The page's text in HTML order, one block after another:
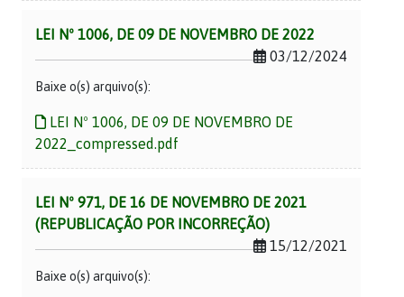
LEI Nº 1006, DE 09 DE NOVEMBRO DE 2022
03/12/2024
Baixe o(s) arquivo(s):
LEI Nº 1006, DE 09 DE NOVEMBRO DE
2022_compressed.pdf
LEI Nº 971, DE 16 DE NOVEMBRO DE 2021
(REPUBLICAÇÃO POR INCORREÇÃO)
15/12/2021
Baixe o(s) arquivo(s):